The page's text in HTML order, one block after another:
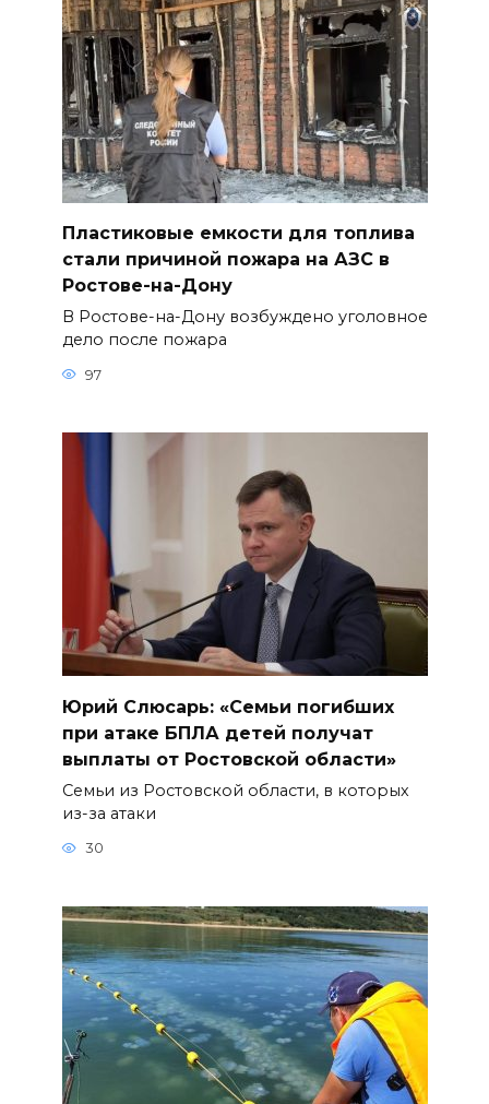
Пластиковые емкости для топлива
стали причиной пожара на АЗС в
Ростове-на-Дону
В Ростове-на-Дону возбуждено уголовное
дело после пожара
97
Юрий Слюсарь: «Семьи погибших
при атаке БПЛА детей получат
выплаты от Ростовской области»
Семьи из Ростовской области, в которых
из-за атаки
30